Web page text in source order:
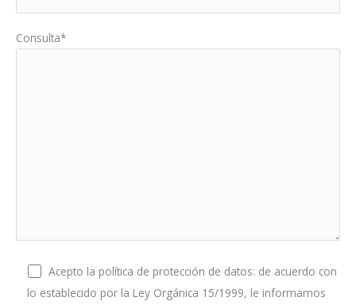
Consulta*
Acepto la política de protección de datos: de acuerdo con
lo establecido por la Ley Orgánica 15/1999, le informamos